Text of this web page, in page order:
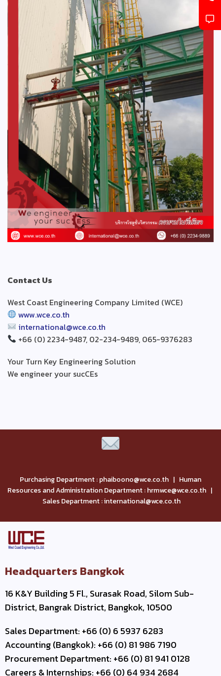
Contact Us
West Coast Engineering Company Limited (WCE)
www.wce.co.th
international@wce.co.th
+66 (0) 2234-9487, 02-234-9489, 065-9376283
Your Turn Key Engineering Solution
We engineer your sucCEs
Purchasing Department : phaiboono@wce.co.th | Human
Resources and Administration Department : hrmwce@wce.co.th |
Sales Department : international@wce.co.th
Headquarters Bangkok
16 K&Y Building 5 Fl., Surasak Road, Silom Sub-
District, Bangrak District, Bangkok, 10500
Sales Department: +66 (0) 6 5937 6283
Accounting (Bangkok): +66 (0) 81 986 7190
Procurement Department: +66 (0) 81 941 0128
Careers & Internships: +66 (0) 64 934 2684